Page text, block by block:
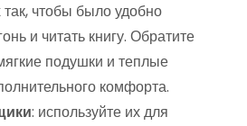
так, чтобы было удобно
и читать книгу. Обратите
подушки и теплые
комфорта.
: используйте их для